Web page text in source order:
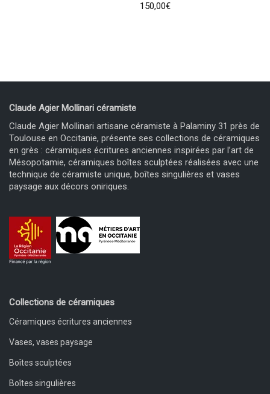
150,00€
Claude Agier Mollinari céramiste
Claude Agier Mollinari artisane céramiste à Palaminy 31 près de
Toulouse en Occitanie, présente ses collections de céramiques
en grès : céramiques écritures anciennes inspirées par l’art de
Mésopotamie, céramiques boîtes sculptées réalisées avec une
technique de céramiste unique, boîtes singulières et vases
paysage aux décors oniriques.
Collections de céramiques
Céramiques écritures anciennes
Vases, vases paysage
Boîtes sculptées
Boîtes singulières